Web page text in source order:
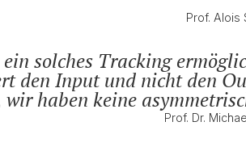
Prof. Alois
solches Tracking
den Input und nicht den
haben keine
Prof. Dr.